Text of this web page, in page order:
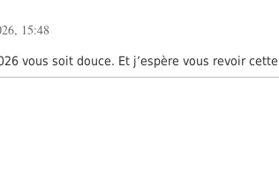
15:48
vous soit douce. Et j’espère vous revoir